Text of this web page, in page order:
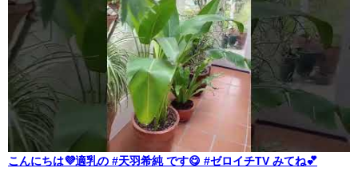
こんにちは💜適乳の #天羽希純 です😋 #ゼロイチTV みてね💕